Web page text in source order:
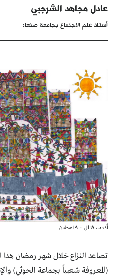
عادل مجاهد الشرجبي
أستاذ علم الاجتماع بجامعة صنعاء
أديب فتال - فلسطين
تصاعد النزاع خلال شهر رمضان هذا
(المعروفة شعبياً بجماعة الحوثي)